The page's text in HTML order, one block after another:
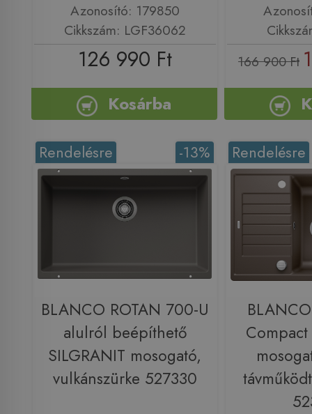
Azonosító: 179850
Cikkszám: LGF36062
126 990 Ft
Kosárba
166 900 Ft
-13%
Rendelésre
BLANCO ROTAN 700-U
alulról beépíthető
SILGRANIT mosogató,
vulkánszürke 527330
Rendelésre
Compact